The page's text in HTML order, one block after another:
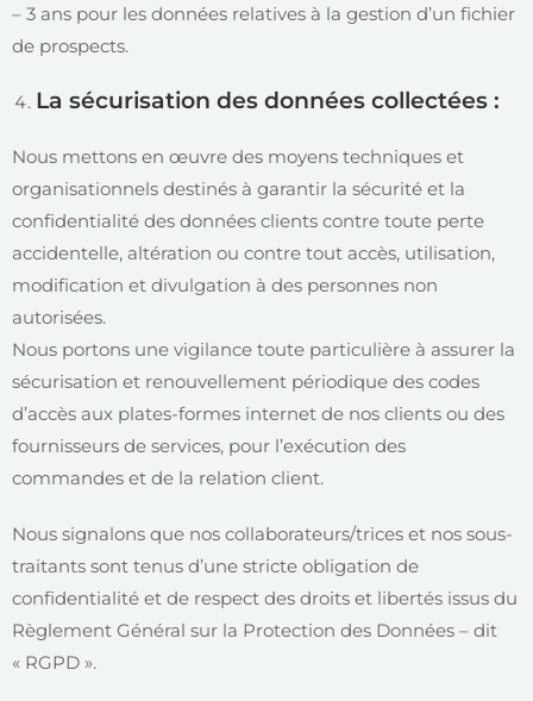
– 3 ans pour les données relatives à la gestion d’un fichier
de prospects.
La sécurisation des données collectées :
Nous mettons en œuvre des moyens techniques et
organisationnels destinés à garantir la sécurité et la
confidentialité des données clients contre toute perte
accidentelle, altération ou contre tout accès, utilisation,
modification et divulgation à des personnes non
autorisées.
Nous portons une vigilance toute particulière à assurer la
sécurisation et renouvellement périodique des codes
d’accès aux plates-formes internet de nos clients ou des
fournisseurs de services, pour l’exécution des
commandes et de la relation client.
Nous signalons que nos collaborateurs/trices et nos sous-
traitants sont tenus d’une stricte obligation de
confidentialité et de respect des droits et libertés issus du
Règlement Général sur la Protection des Données – dit
« RGPD ».